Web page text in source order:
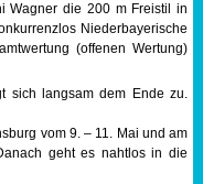
Wagner die 200 m Freistil in
Niederbayerische
(offenen Wertung)
sich langsam dem Ende zu.
vom 9. – 11. Mai und am
geht es nahtlos in die